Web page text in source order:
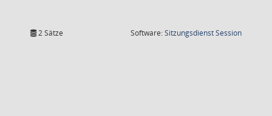
2 Sätze Software:SitzungsdienstSession(Wird in